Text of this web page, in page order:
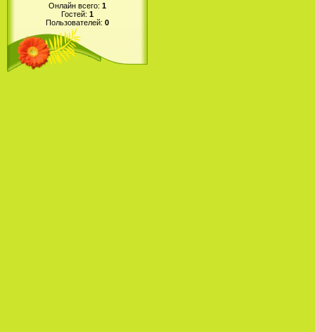
Онлайн всего: 1
Гостей: 1
Пользователей: 0